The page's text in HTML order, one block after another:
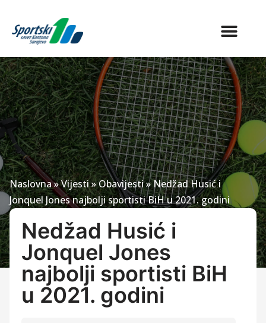
Naslovna»Vijesti»Obavijesti»Nedžad Husić i
Jonquel Jones najbolji sportisti BiH u 2021. godini
Nedžad Husić i
Jonquel Jones
najbolji sportisti BiH
u 2021. godini